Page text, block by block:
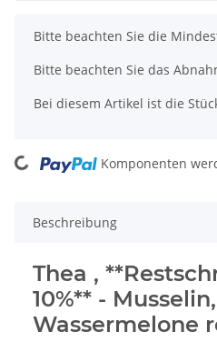
x
Bitte beachten Sie die
Bitte beachten Sie das
Bei diesem Artikel ist die
Komponenten
Beschreibung
Thea ,
10%** -
Wassermelone